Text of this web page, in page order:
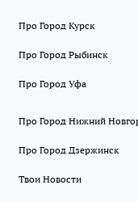
Про Город Курск
Про Город Рыбинск
Про Город Уфа
Про Город Нижний
Про Город Дзержинск
Твои Новости